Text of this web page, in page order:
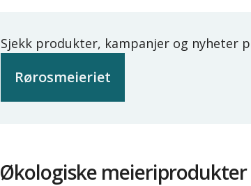
Sjekk produkter, kampanjer og nyheter
Rørosmeieriet
Økologiske meieriprodukter